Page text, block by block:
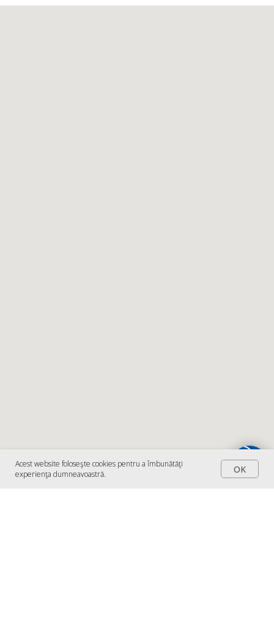
Acest website foloseşte cookies pentru a îmbunătăţi
experienţa dumneavoastră.
OK